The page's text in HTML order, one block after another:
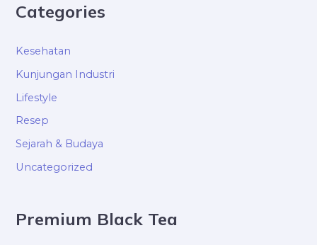
r
r
:
Categories
Kesehatan
Kunjungan Industri
Lifestyle
Resep
Sejarah & Budaya
Uncategorized
Premium Black Tea